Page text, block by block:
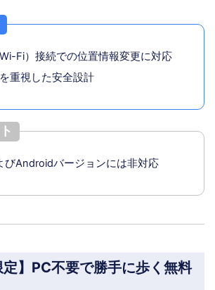
Fi）接続での位置情報変更に対応
重視した安全設計
びAndroidバージョンには非対応
定】PC不要で勝手に歩く無料